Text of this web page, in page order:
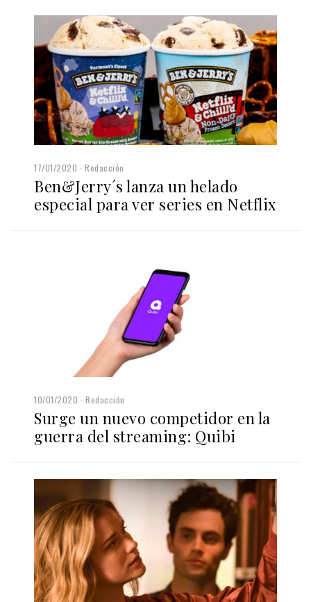
17/01/2020 Redacción
Ben&Jerry´s lanza un helado
especial para ver series en Netflix
10/01/2020 Redacción
Surge un nuevo competidor en la
guerra del streaming: Quibi